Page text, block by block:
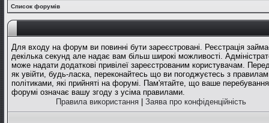
Список форумів
Для входу на форум ви повинні бути зареєстровані. Реєстрація
декілька секунд але надає вам більш широкі можливості.
може надати додаткові привілеї зареєстрованим користувачам.
як увійти, будь-ласка, переконайтесь що ви погоджуєтесь з
політиками, які прийняті на форумі. Пам'ятайте, що ваше
форумі означає вашу згоду з усіма правилами.
Правила використання
Заява про конфіденційність